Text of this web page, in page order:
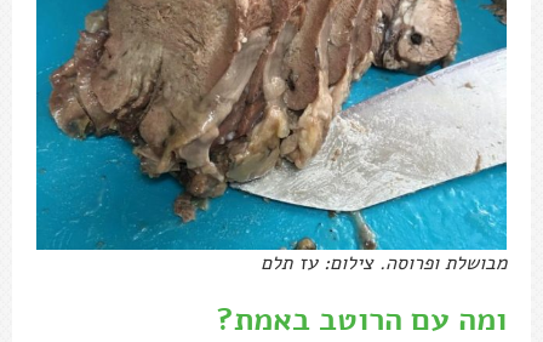
מבושלת ופרוסה. צילום: עז תלם
ומה עם הרוטב באמת?